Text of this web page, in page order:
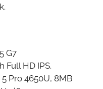
G7
Full HD IPS.
Pro 4650U, 8MB